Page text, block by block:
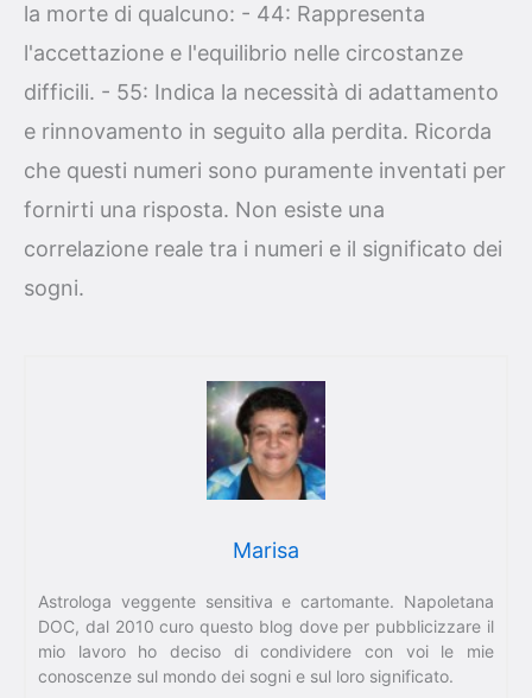
la morte di qualcuno: - 44: Rappresenta
l'accettazione e l'equilibrio nelle circostanze
difficili. - 55: Indica la necessità di adattamento
e rinnovamento in seguito alla perdita. Ricorda
che questi numeri sono puramente inventati per
fornirti una risposta. Non esiste una
correlazione reale tra i numeri e il significato dei
sogni.
Marisa
Astrologa veggente sensitiva e cartomante. Napoletana
DOC, dal 2010 curo questo blog dove per pubblicizzare il
mio lavoro ho deciso di condividere con voi le mie
conoscenze sul mondo dei sogni e sul loro significato.